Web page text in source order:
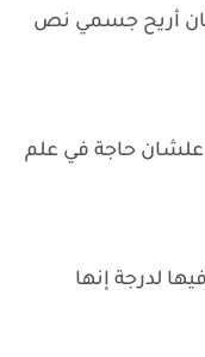
أريح جسمي نص
علشان حاجة في علم
لدرجة إنها